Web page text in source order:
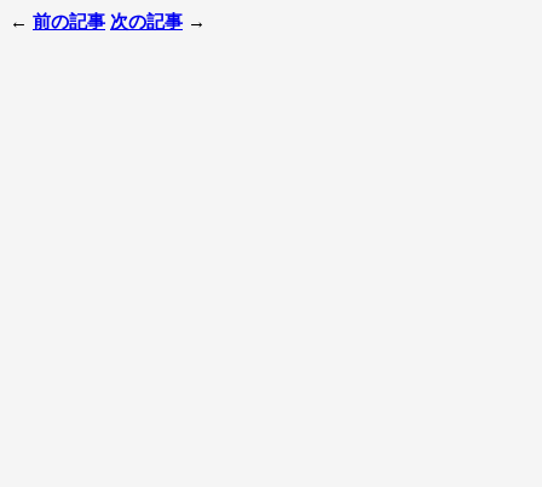
← 前の記事 次の記事 →